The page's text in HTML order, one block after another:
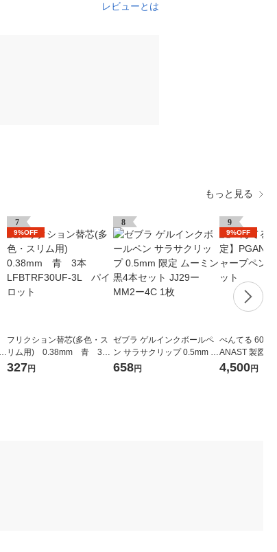
レビューとは
もっと見る
7
9%OFF
フリクション替芯(多色・ス
リム用) 0.38mm 青 3
本 LFBTRF30UF-3L パイ
327円
8
ゼブラ ゲルインクボールペ
ン サラサクリップ 0.5mm 限
定 ムーミン 黒4本セット JJ2
658円
9
9%OFF
ぺんてる 60周
ANAST 製図用
シル 3本 1セッ
4,500円